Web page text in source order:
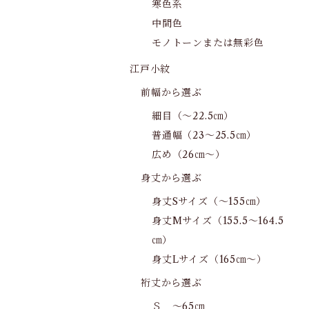
寒色系
中間色
モノトーンまたは無彩色
江戸小紋
前幅から選ぶ
細目（～22.5㎝）
普通幅（23～25.5㎝）
広め（26㎝～）
身丈から選ぶ
身丈Sサイズ（～155㎝）
身丈Mサイズ（155.5～164.5
㎝）
身丈Lサイズ（165㎝～）
裄丈から選ぶ
Ｓ ～65㎝